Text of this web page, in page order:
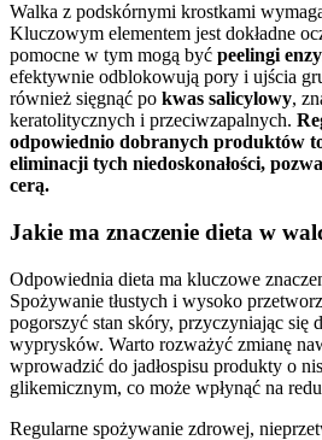
Walka z podskórnymi krostkami
Kluczowym elementem jest dokładne
pomocne w tym mogą być peelingi
efektywnie odblokowują pory i ujścia
również sięgnąć po kwas salicylowy,
keratolitycznych i przeciwzapalnych.
odpowiednio dobranych produktów
eliminacji tych niedoskonałości,
cerą.
Jakie ma znaczenie dieta w
Odpowiednia dieta ma kluczowe
Spożywanie tłustych i wysoko
pogorszyć stan skóry, przyczyniając się
wyprysków. Warto rozważyć zmianę
wprowadzić do jadłospisu produkty o
glikemicznym, co może wpłynąć na
Regularne spożywanie zdrowej,